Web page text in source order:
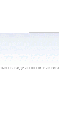
в виде анонсов с